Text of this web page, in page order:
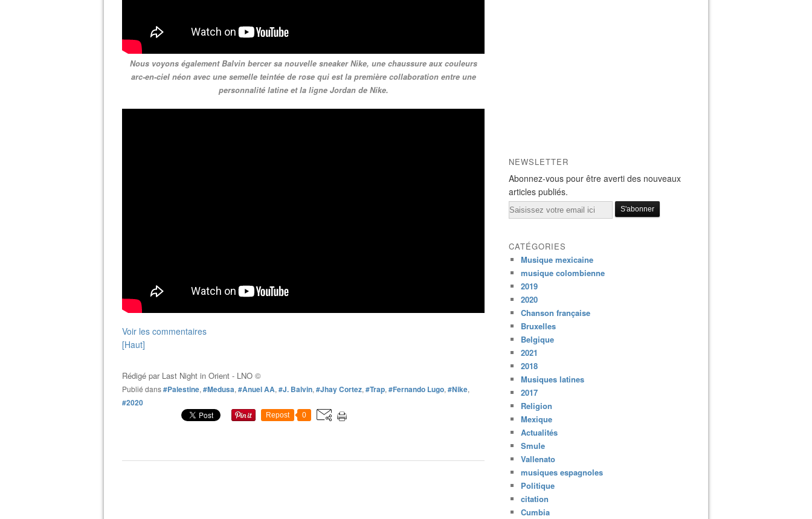
Nous voyons également Balvin bercer sa nouvelle sneaker Nike, une chaussure aux couleurs
arc-en-ciel néon avec une semelle teintée de rose qui est la première collaboration entre une
personnalité latine et la ligne Jordan de Nike.
Voir les commentaires
[Haut]
Rédigé par Last Night in Orient - LNO ©
Publié dans#Palestine, #Medusa, #Anuel AA, #J. Balvin, #Jhay Cortez, #Trap, #Fernando Lugo, #Nike,
#2020
Repost 0
NEWSLETTER
Abonnez-vous pour être averti des nouveaux
articles publiés.
Email
CATÉGORIES
Musique mexicaine
musique colombienne
2019
2020
Chanson française
Bruxelles
Belgique
2021
2018
Musiques latines
2017
Religion
Mexique
Actualités
Smule
Vallenato
musiques espagnoles
Politique
citation
Cumbia